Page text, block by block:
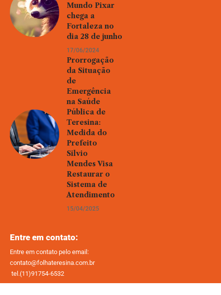
Mundo Pixar
chega a
Fortaleza no
dia 28 de junho
17/06/2024
Prorrogação
da Situação
de
Emergência
na Saúde
Pública de
Teresina:
Medida do
Prefeito
Silvio
Mendes Visa
Restaurar o
Sistema de
Atendimento
15/04/2025
Entre em contato:
Entre em contato pelo email:
contato@folhateresina.com.br
tel.(11)91754-6532